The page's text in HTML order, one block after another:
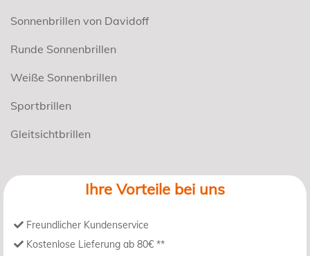
Sonnenbrillen von Davidoff
Runde Sonnenbrillen
Weiße Sonnenbrillen
Sportbrillen
Gleitsichtbrillen
Ihre Vorteile bei uns
Freundlicher Kundenservice
Kostenlose Lieferung ab 80€ **